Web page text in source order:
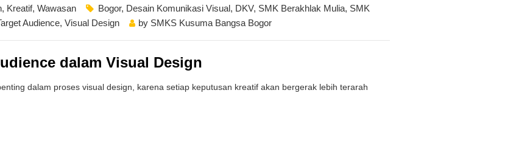
, Kreatif, Wawasan Bogor, Desain Komunikasi Visual, DKV, SMK Berakhlak Mulia, SMK
Audience, Visual Design by SMKS Kusuma Bangsa Bogor
dalam Visual Design
dalam proses visual design, karena setiap keputusan kreatif akan bergerak lebih terarah